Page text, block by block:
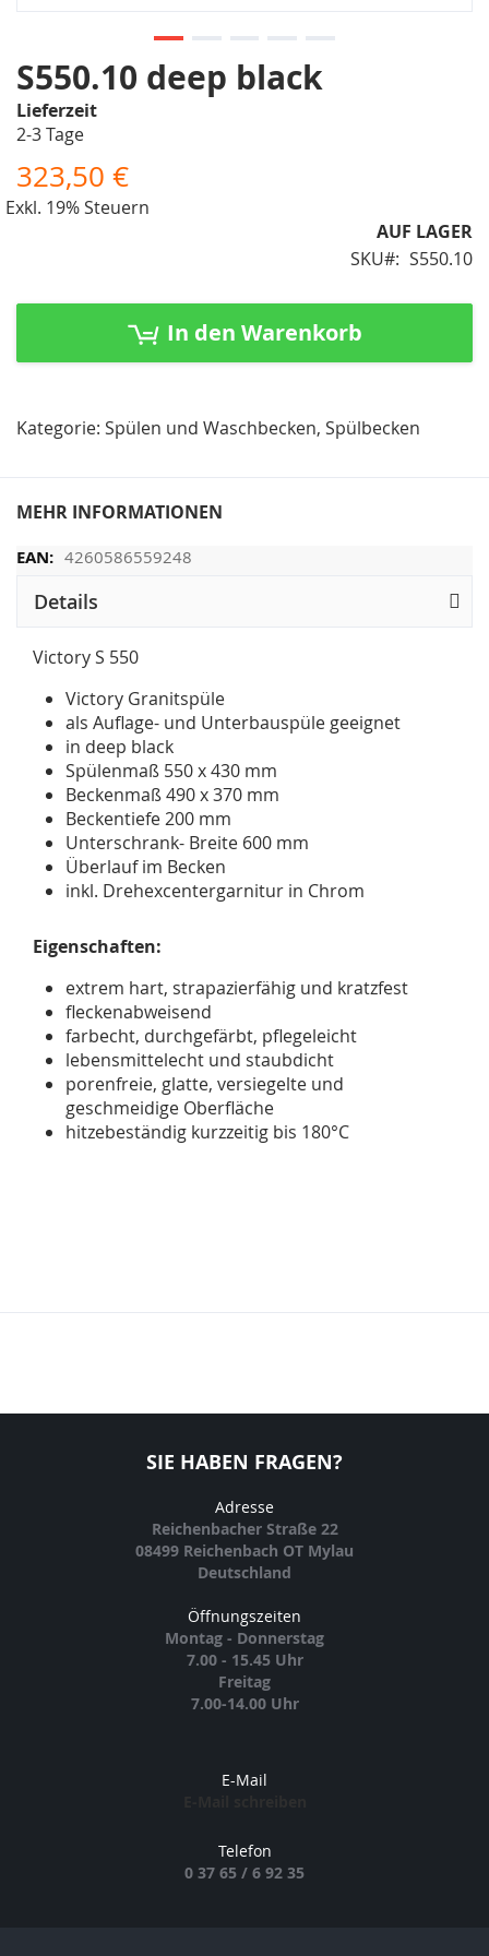
S550.10 deep black
Lieferzeit
2-3 Tage
323,50 €
Exkl. 19% Steuern
AUF LAGER
SKU
S550.10
In den Warenkorb
Kategorie: Spülen und Waschbecken, Spülbecken
MEHR INFORMATIONEN
4260586559248
Zum
Anfang
der
Bildergalerie
springen
Details
Victory S 550
Victory Granitspüle
als Auflage- und Unterbauspüle geeignet
in deep black
Spülenmaß 550 x 430 mm
Beckenmaß 490 x 370 mm
Beckentiefe 200 mm
Unterschrank- Breite 600 mm
Überlauf im Becken
inkl. Drehexcentergarnitur in Chrom
Eigenschaften:
extrem hart, strapazierfähig und kratzfest
fleckenabweisend
farbecht, durchgefärbt, pflegeleicht
lebensmittelecht und staubdicht
porenfreie, glatte, versiegelte und
geschmeidige Oberfläche
hitzebeständig kurzzeitig bis 180°C
SIE HABEN FRAGEN?
Adresse
Reichenbacher Straße 22
08499 Reichenbach OT Mylau
Deutschland
Öffnungszeiten
Montag - Donnerstag
7.00 - 15.45 Uhr
Freitag
7.00-14.00 Uhr
E-Mail
Telefon
0 37 65 / 6 92 35